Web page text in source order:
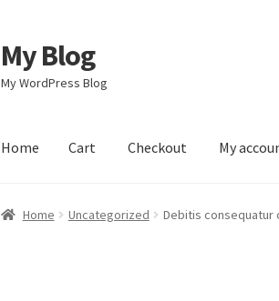
Skip
to
navigation
Skip
to
content
My Blog
My WordPress Blog
Home Cart Checkout My
Home Checkout My account Sample Page
Home Uncategorized Debitis consequatur